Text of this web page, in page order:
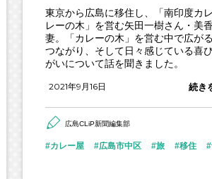
び
東京から広島に移住し、「南印度カ
レーの木」を営む矢田一樹さん・美
妻。「カレーの木」を営む中で広が
つながり、そして日々感じている喜
がいについて話を聞きました。
2021年9月16日 続き
広島CLiP新聞編集部
カレー屋 広島市中区 旅 移住